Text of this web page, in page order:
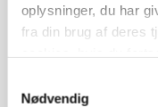
oplysninger, du har
fra din brug af deres
Nødvendig